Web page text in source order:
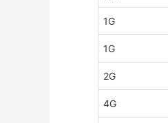
1G
1G
2G
4G